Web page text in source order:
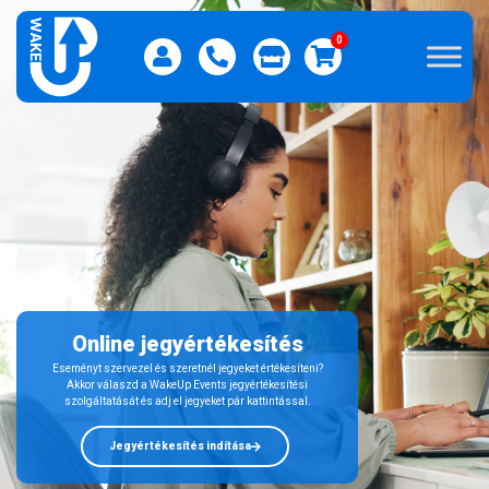
0
Online jegyértékesítés
Eseményt szervezel és szeretnél jegyeket értékesíteni?
Akkor válaszd a WakeUp Events jegyértékesítési
szolgáltatását és adj el jegyeket pár kattintással.
Jegyértékesítés indítása